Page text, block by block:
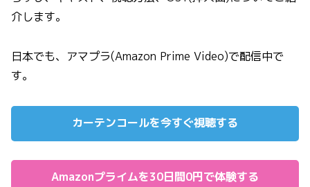
介します。
日本でも、アマプラ(Amazon Prime Video)で配信中で
す。
カーテンコールを今すぐ視聴する
Amazonプライムを30日間0円で体験する